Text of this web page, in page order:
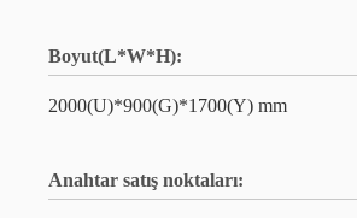
Boyut(L*W*H):
2000(U)*900(G)*1700(Y) mm
Anahtar satış noktaları: